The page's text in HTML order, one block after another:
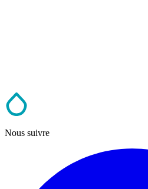
Nous suivre